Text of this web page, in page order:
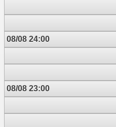
08/08 24:00
08/08 23:00